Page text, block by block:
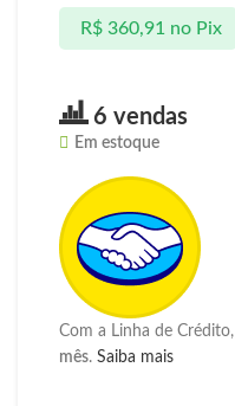
R$360,91 no Pix
6 vendas
Em estoque
Com a Linha de Crédito,
mês. Saiba mais